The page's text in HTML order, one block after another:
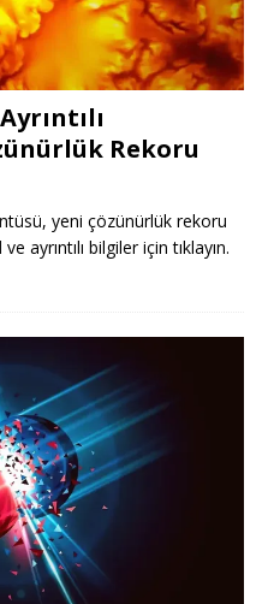
Rekoru
yeni çözünürlük rekoru
ayrıntılı bilgiler için tıklayın.